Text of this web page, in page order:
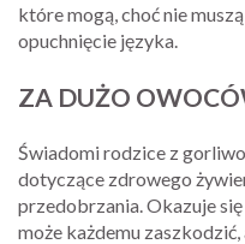
które mogą, choć nie
opuchnięcie języka.
ZA DUŻO
Świadomi rodzice z
dotyczące zdrowego
przedobrzania. Okazuje
może każdemu